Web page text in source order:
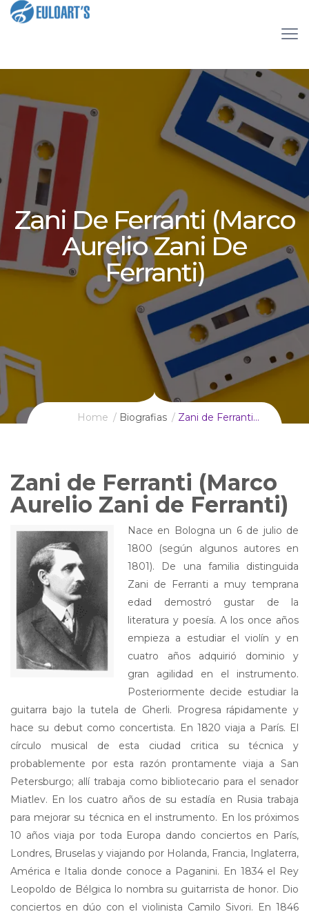
Zani De Ferranti (Marco
Aurelio Zani De
Ferranti)
Home Biografias Zani de Ferranti…
Zani de Ferranti (Marco
Aurelio Zani de Ferranti)
Nace en Bologna un 6 de julio de
1800 (según algunos autores en
1801). De una familia distinguida
Zani de Ferranti a muy temprana
edad demostró gustar de la
literatura y poesía. A los once años
empieza a estudiar el violín y en
cuatro años adquirió dominio y
gran agilidad en el instrumento.
Posteriormente decide estudiar la
guitarra bajo la tutela de Gherli. Progresa rápidamente y
hace su debut como concertista. En 1820 viaja a París. El
círculo musical de esta ciudad critica su técnica y
probablemente por esta razón prontamente viaja a San
Petersburgo; allí trabaja como bibliotecario para el senador
Miatlev. En los cuatro años de su estadía en Rusia trabaja
para mejorar su técnica en el instrumento. En los próximos
10 años viaja por toda Europa dando conciertos en París,
Londres, Bruselas y viajando por Holanda, Francia, Inglaterra,
América e Italia donde conoce a Paganini. En 1834 el Rey
Leopoldo de Bélgica lo nombra su guitarrista de honor. Dio
conciertos en dúo con el violinista Camilo Sivori. En 1846